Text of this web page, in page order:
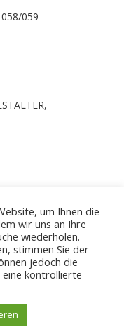
059
parteilos
- Gegen
um Ihnen die
wir uns an Ihre
wiederholen.
stimmen Sie der
jedoch die
eine kontrollierte